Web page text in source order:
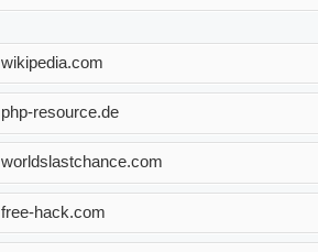
wikipedia.com
php-resource.de
worldslastchance.com
free-hack.com